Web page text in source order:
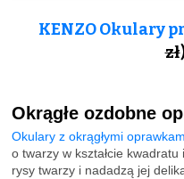
KENZO Okulary
zł
Okrągłe ozdobne
Okulary z okrągłymi
o twarzy w kształcie
rysy twarzy i nadadzą jej